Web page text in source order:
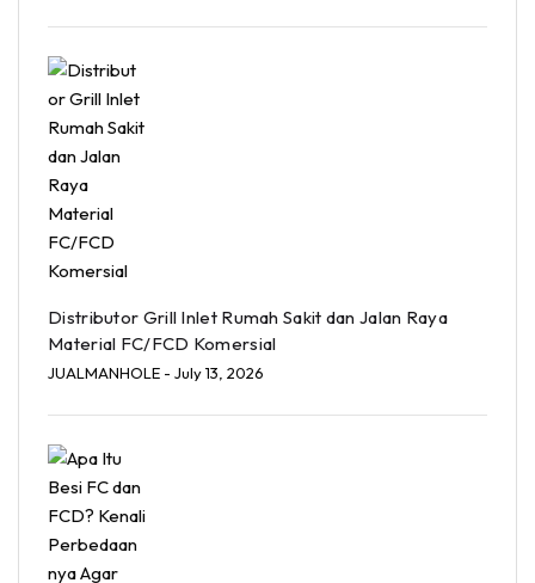
Distributor Grill Inlet Rumah Sakit dan Jalan Raya
Material FC/FCD Komersial
JUALMANHOLE - July 13, 2026